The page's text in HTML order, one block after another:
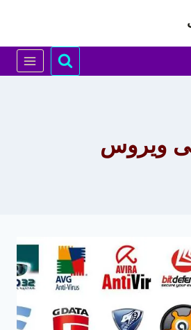
ویروس